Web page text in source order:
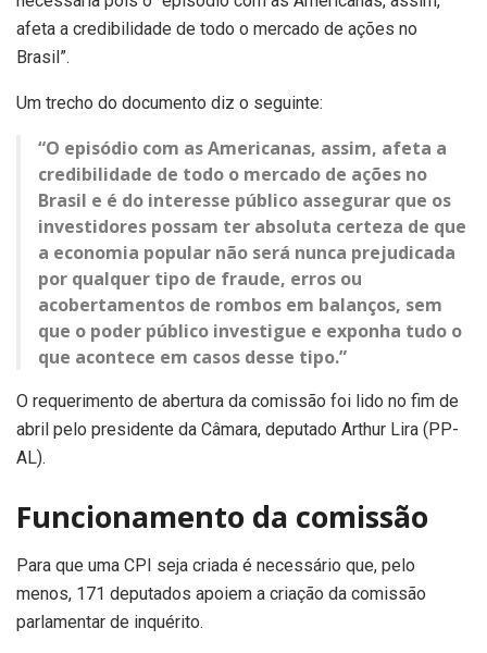
afeta a credibilidade de todo o mercado de ações no
Brasil”.
Um trecho do documento diz o seguinte:
“O episódio com as Americanas, assim, afeta a
credibilidade de todo o mercado de ações no
Brasil e é do interesse público assegurar que os
investidores possam ter absoluta certeza de que
a economia popular não será nunca prejudicada
por qualquer tipo de fraude, erros ou
acobertamentos de rombos em balanços, sem
que o poder público investigue e exponha tudo o
que acontece em casos desse tipo.”
O requerimento de abertura da comissão foi lido no fim de
abril pelo presidente da Câmara, deputado Arthur Lira (PP-
AL).
Funcionamento da comissão
Para que uma CPI seja criada é necessário que, pelo
menos, 171 deputados apoiem a criação da comissão
parlamentar de inquérito.